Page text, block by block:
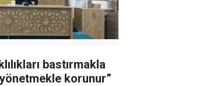
bastırmakla
korunur”